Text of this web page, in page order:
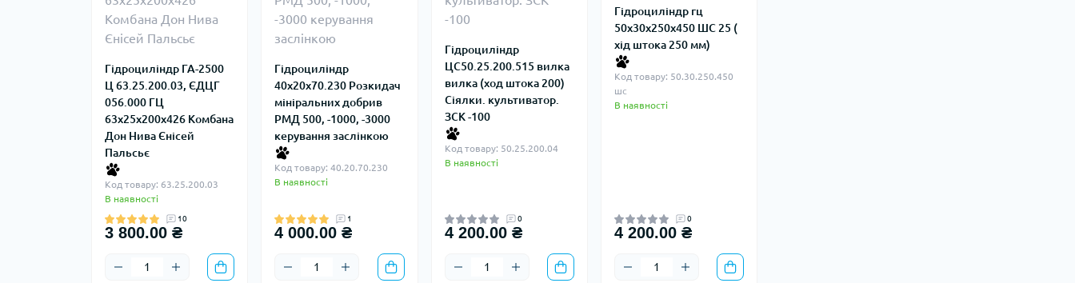
Гідроциліндр ГА-2500
Ц 63.25.200.03, ЄДЦГ
056.000 ГЦ
63х25х200х426 Комбана
Дон Нива Єнісей
Пальсьє
Код товару: 63.25.200.03
В наявності
10
3 800.00 ₴
Гідроциліндр
40х20х70.230 Розкидач
мініральних добрив
РМД 500, -1000, -3000
керування заслінкою
Код товару: 40.20.70.230
В наявності
1
4 000.00 ₴
Гідроциліндр
ЦС50.25.200.515 вилка
вилка (ход штока 200)
Cіялки. культиватор.
ЗСК -100
Код товару: 50.25.200.04
В наявності
0
4 200.00 ₴
Гідроциліндр гц
50х30х250х450 ШС 25 (
хід штока 250 мм)
Код товару: 50.30.250.450
шс
В наявності
0
4 200.00 ₴